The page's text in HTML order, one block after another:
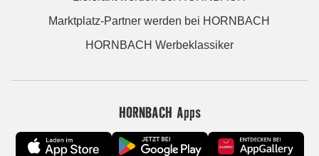
Marktplatz-Partner werden bei HORNBACH
HORNBACH Werbeklassiker
HORNBACH Apps